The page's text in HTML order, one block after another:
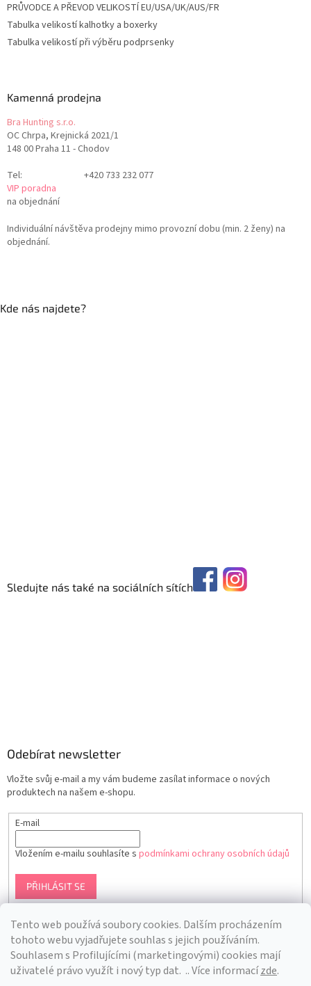
Tento web používá soubory cookies. Dalším procházením
tohoto webu vyjadřujete souhlas s jejich používáním.
Souhlasem s Profilujícími (marketingovými) cookies mají
uživatelé právo využít i nový typ dat. .. Více informacízde.
PRŮVODCE A PŘEVOD VELIKOSTÍ EU/USA/UK/AUS/FR
Tabulka velikostí kalhotky a boxerky
Tabulka velikostí při výběru podprsenky
Kamenná prodejna
Bra Hunting s.r.o.
OC Chrpa, Krejnická 2021/1
148 00 Praha 11 - Chodov
Tel:
+420 733 232 077
VIP poradna
na objednání
Individuální návštěva prodejny mimo provozní dobu (min. 2 ženy) na
objednání.
Kde nás najdete?
Sledujte nás také na sociálních sítích
Odebírat newsletter
Vložte svůj e-mail a my vám budeme zasílat informace o nových
produktech na našem e-shopu.
E-mail
Vložením e-mailu souhlasíte s podmínkami ochrany osobních údajů
PŘIHLÁSIT SE